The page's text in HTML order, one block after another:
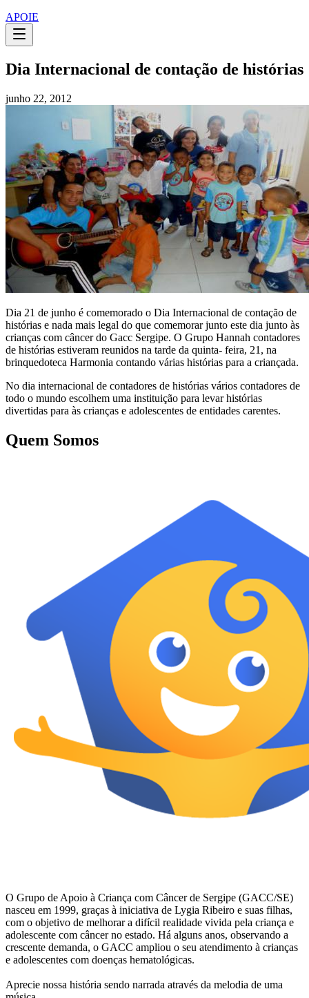
APOIE
Dia Internacional de contação de histórias
junho 22, 2012
Dia 21 de junho é comemorado o Dia Internacional de contação de
histórias e nada mais legal do que comemorar junto este dia junto às
crianças com câncer do Gacc Sergipe. O Grupo Hannah contadores
de histórias estiveram reunidos na tarde da quinta- feira, 21, na
brinquedoteca Harmonia contando várias histórias para a criançada.
No dia internacional de contadores de histórias vários contadores de
todo o mundo escolhem uma instituição para levar histórias
divertidas para às crianças e adolescentes de entidades carentes.
Quem Somos
O Grupo de Apoio à Criança com Câncer de Sergipe (GACC/SE)
nasceu em 1999, graças à iniciativa de Lygia Ribeiro e suas filhas,
com o objetivo de melhorar a difícil realidade vivida pela criança e
adolescente com câncer no estado. Há alguns anos, observando a
crescente demanda, o GACC ampliou o seu atendimento à crianças
e adolescentes com doenças hematológicas.
Aprecie nossa história sendo narrada através da melodia de uma